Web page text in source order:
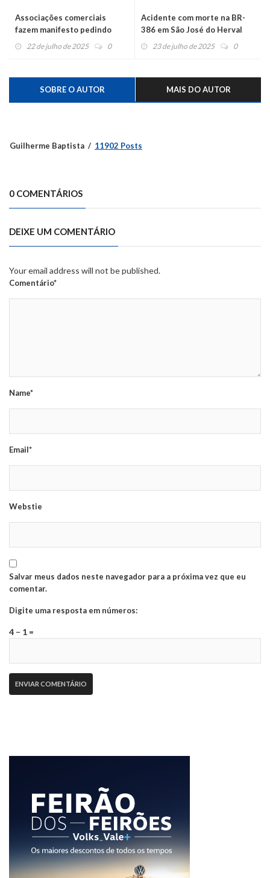
Associações comerciais
fazem manifesto pedindo
nova ponte sobre o rio
22 de julho de 2025 0
Acidente com morte na BR-
386 em São José do Herval
23 de julho de 2025 0
SOBRE O AUTOR MAIS DO AUTOR
Guilherme Baptista 11902 Posts
0 COMENTÁRIOS
DEIXE UM COMENTÁRIO
Your email address will not be published.
Comentário*
Name*
Email*
Webstie
Salvar meus dados neste navegador para a próxima vez que eu
comentar.
Digite uma resposta em números:
4 − 1 =